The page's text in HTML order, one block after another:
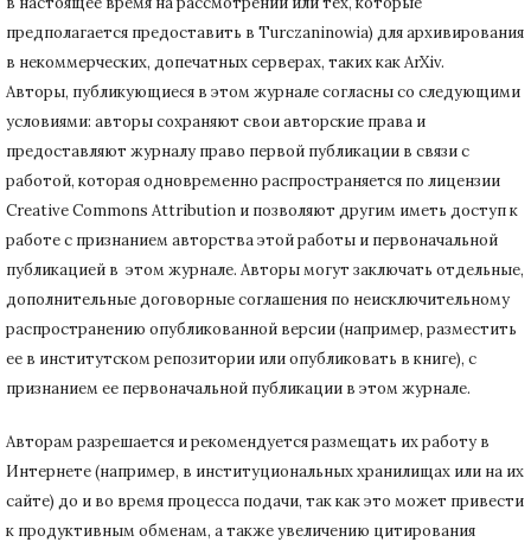
предполагается предоставить в Turczaninowia) для архивирования
в некоммерческих, допечатных серверах, таких как ArXiv.
Авторы, публикующиеся в этом журнале согласны со следующими
условиями: авторы сохраняют свои авторские права и
предоставляют журналу право первой публикации в связи с
работой, которая одновременно распространяется по лицензии
Creative Commons Attribution и позволяют другим иметь доступ к
работе с признанием авторства этой работы и первоначальной
публикацией в этом журнале. Авторы могут заключать отдельные,
дополнительные договорные соглашения по неисключительному
распространению опубликованной версии (например, разместить
ее в институтском репозитории или опубликовать в книге), с
признанием ее первоначальной публикации в этом журнале.
Авторам разрешается и рекомендуется размещать их работу в
Интернете (например, в институциональных хранилищах или на их
сайте) до и во время процесса подачи, так как это может привести
к продуктивным обменам, а также увеличению цитирования